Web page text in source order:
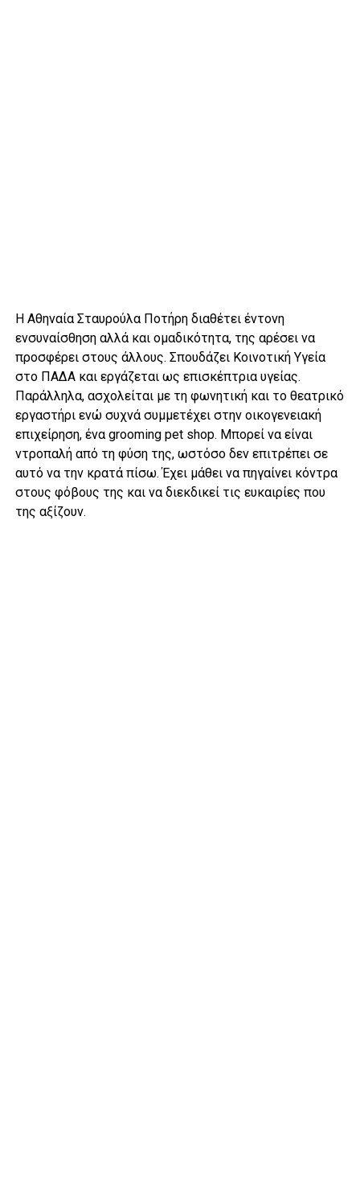
Η Αθηναία Σταυρούλα Ποτήρη διαθέτει έντονη
ενσυναίσθηση αλλά και ομαδικότητα, της αρέσει να
προσφέρει στους άλλους. Σπουδάζει Κοινοτική Υγεία
στο ΠΑΔΑ και εργάζεται ως επισκέπτρια υγείας.
Παράλληλα, ασχολείται με τη φωνητική και το θεατρικό
εργαστήρι ενώ συχνά συμμετέχει στην οικογενειακή
επιχείρηση, ένα grooming pet shop. Μπορεί να είναι
ντροπαλή από τη φύση της, ωστόσο δεν επιτρέπει σε
αυτό να την κρατά πίσω. Έχει μάθει να πηγαίνει κόντρα
στους φόβους της και να διεκδικεί τις ευκαιρίες που
της αξίζουν.